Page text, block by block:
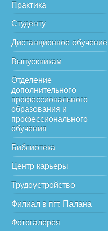
Практика
Студенту
Дистанционное обучение
Выпускникам
Отделение
дополнительного
профессионального
образования и
профессионального
обучения
Библиотека
Центр карьеры
Трудоустройство
Филиал в пгт. Палана
Фотогалерея